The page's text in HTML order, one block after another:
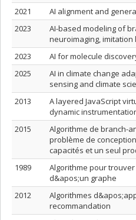
2021
AI alignment and
2023
AI-based modeling of
neuroimaging,
2023
AI for molecule
2025
AI in climate change
sensing and climate
2013
A layered JavaScript
dynamic
2015
Algorithme de branch-
problème de
capacités et un seul
1989
Algorithme pour
d&apos;un graphe
2012
Algorithmes
recommandation